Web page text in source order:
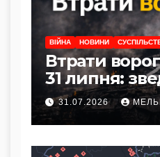
ВІЙНА НОВИНИ
Втрати
31 липня:
Генштабу
31.07.2026